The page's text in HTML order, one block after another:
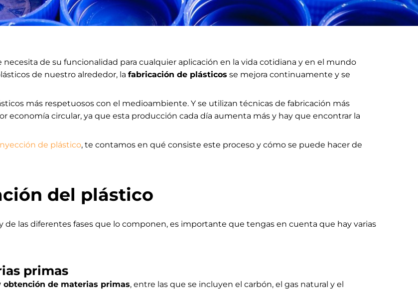
necesita de su funcionalidad para cualquier aplicación en la vida cotidiana y en el mundo
de nuestro alrededor, la fabricación de plásticos se mejora continuamente y se
más respetuosos con el medioambiente. Y se utilizan técnicas de fabricación más
economía circular, ya que esta producción cada día aumenta más y hay que encontrar la
de plástico, te contamos en qué consiste este proceso y cómo se puede hacer de
del plástico
de las diferentes fases que lo componen, es importante que tengas en cuenta que hay varias
primas
obtención de materias primas, entre las que se incluyen el carbón, el gas natural y el